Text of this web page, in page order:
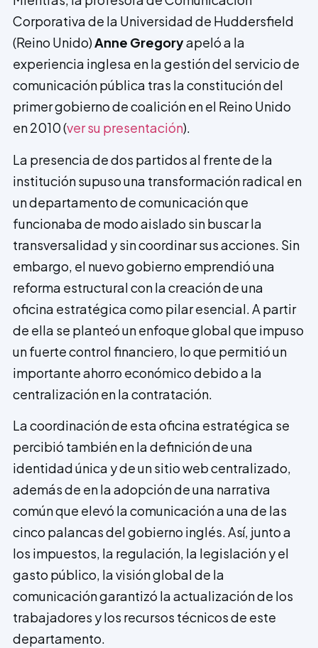
Corporativa de la Universidad de Huddersfield
(Reino Unido)Anne Gregoryapeló a la
experiencia inglesa en la gestión del servicio de
comunicación pública tras la constitución del
primer gobierno de coalición en el Reino Unido
en 2010 (ver su presentación).
La presencia de dos partidos al frente de la
institución supuso una transformación radical en
un departamento de comunicación que
funcionaba de modo aislado sin buscar la
transversalidad y sin coordinar sus acciones. Sin
embargo, el nuevo gobierno emprendió una
reforma estructural con la creación de una
oficina estratégica como pilar esencial. A partir
de ella se planteó un enfoque global que impuso
un fuerte control financiero, lo que permitió un
importante ahorro económico debido a la
centralización en la contratación.
La coordinación de esta oficina estratégica se
percibió también en la definición de una
identidad única y de un sitio web centralizado,
además de en la adopción de una narrativa
común que elevó la comunicación a una de las
cinco palancas del gobierno inglés. Así, junto a
los impuestos, la regulación, la legislación y el
gasto público, la visión global de la
comunicación garantizó la actualización de los
trabajadores y los recursos técnicos de este
departamento.